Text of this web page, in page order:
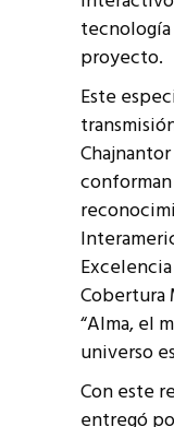
proyecto.
Este
Cobertura
“Alma, el
universo
Con este